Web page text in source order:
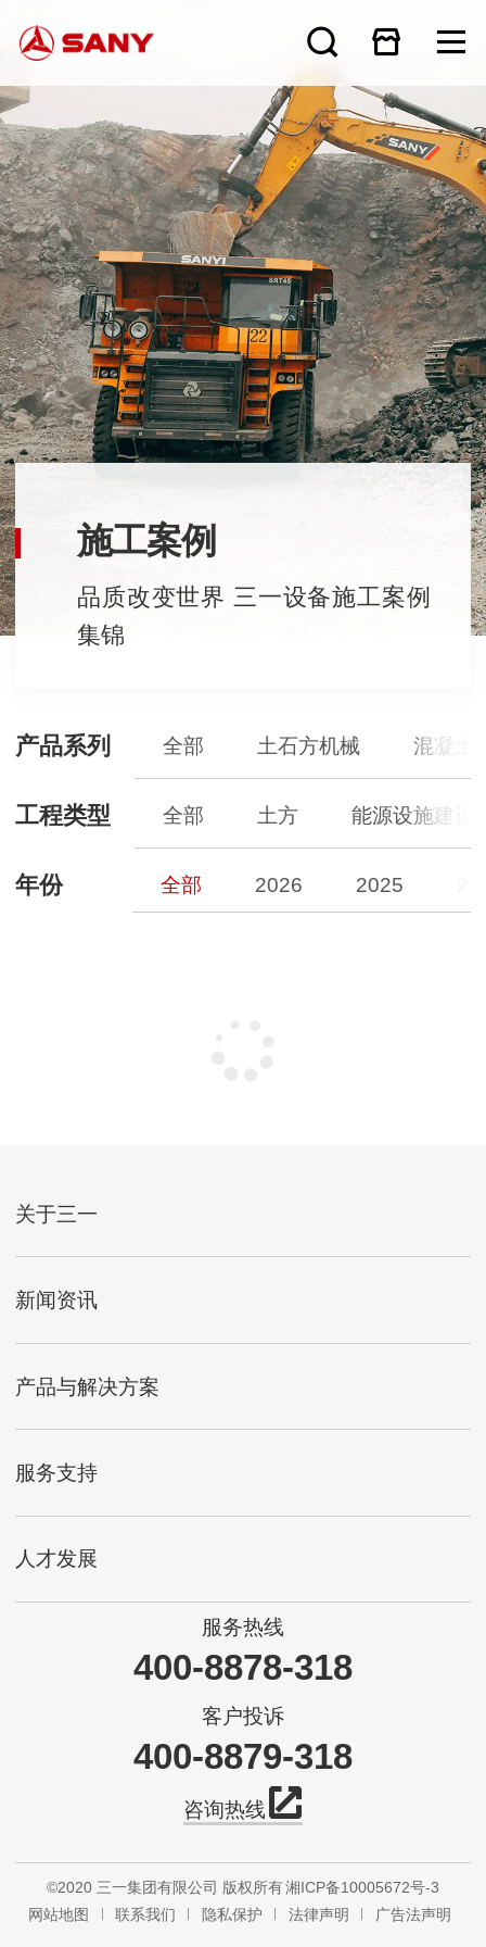
施工案例
品质改变世界 三一设备施工案例
集锦
产品系列 全部 土石方机械 混凝土
工程类型 全部 土方 能源设施建设
年份 全部 2026 2025
关于三一
新闻资讯
产品与解决方案
服务支持
人才发展
服务热线
400-8878-318
客户投诉
400-8879-318
咨询热线
©2020 三一集团有限公司 版权所有湘ICP备10005672号-3
网站地图
联系我们 隐私保护 法律声明 广告法声明